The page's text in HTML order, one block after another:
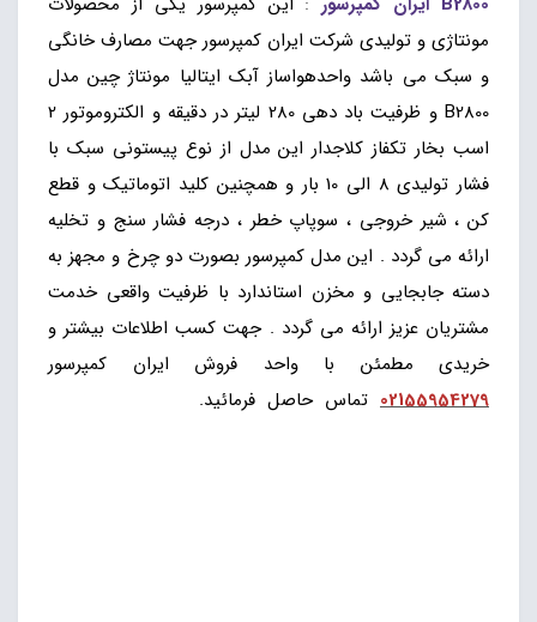
مونتاژی و تولیدی شرکت ایران کمپرسور جهت مصارف خانگی
و سبک می باشد واحدهواساز آبک ایتالیا مونتاژ چین مدل
B2800 و ظرفیت باد دهی 280 لیتر در دقیقه و الکتروموتور 2
اسب بخار تکفاز کلاجدار این مدل از نوع پیستونی سبک با
فشار تولیدی 8 الی 10 بار و همچنین کلید اتوماتیک و قطع
کن ، شیر خروجی ، سوپاپ خطر ، درجه فشار سنج و تخلیه
ارائه می گردد . این مدل کمپرسور بصورت دو چرخ و مجهز به
دسته جابجایی و مخزن استاندارد با ظرفیت واقعی خدمت
مشتریان عزیز ارائه می گردد . جهت کسب اطلاعات بیشتر و
خریدی مطمئن با واحد فروش ایران کمپرسور
02155954279 تماس حاصل فرمائید.